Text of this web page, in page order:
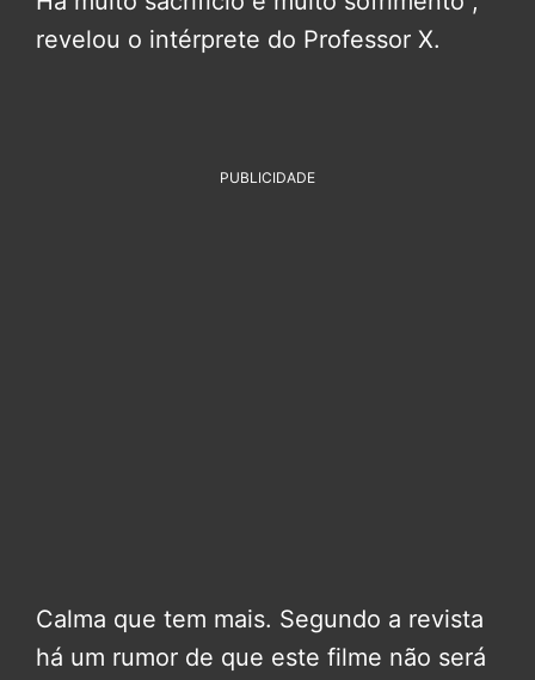
revelou o intérprete do Professor X.
PUBLICIDADE
Calma que tem mais. Segundo a revista
há um rumor de que este filme não será